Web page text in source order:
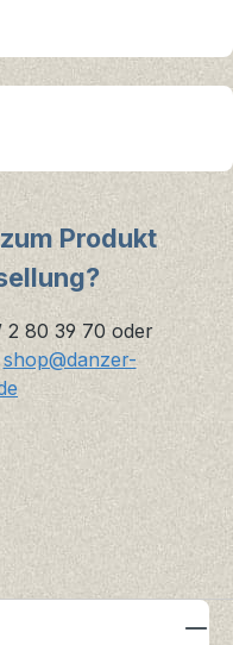
Produkt
2 80 39 70 oder
shop@danzer-